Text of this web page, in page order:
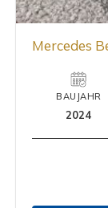
Mercedes
BAUJAHR
2024